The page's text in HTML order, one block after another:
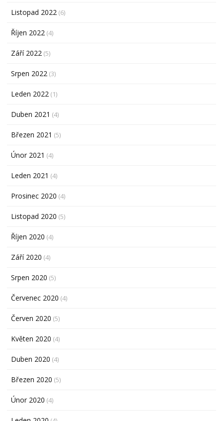
Listopad 2022 (6)
Říjen 2022 (4)
Září 2022 (5)
Srpen 2022 (3)
Leden 2022 (1)
Duben 2021 (4)
Březen 2021 (5)
Únor 2021 (4)
Leden 2021 (4)
Prosinec 2020 (4)
Listopad 2020 (5)
Říjen 2020 (4)
Září 2020 (4)
Srpen 2020 (5)
Červenec 2020 (4)
Červen 2020 (5)
Květen 2020 (4)
Duben 2020 (4)
Březen 2020 (5)
Únor 2020 (4)